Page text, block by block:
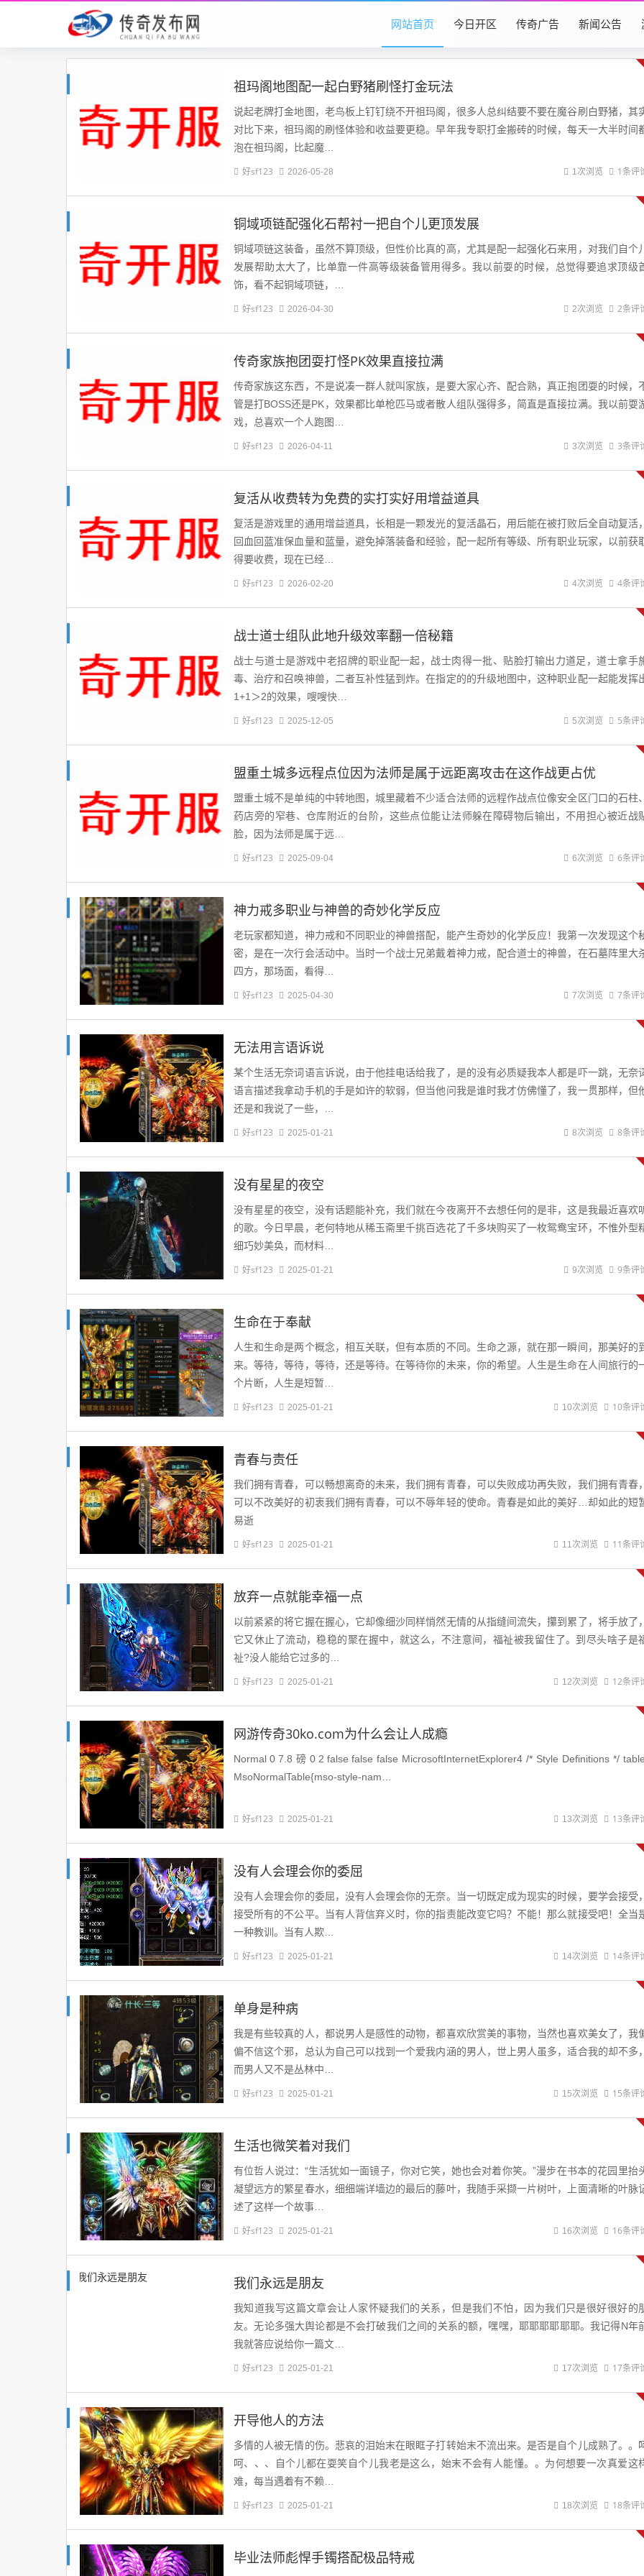
网站首页 今日开区 传奇广告 新闻公告
祖玛阁地图配一起白野猪刷怪打金玩法
说起老牌打金地图，老鸟板上钉钉绕不开祖玛阁，很多人总纠结要不要在魔谷刷白野猪，其
对比下来，祖玛阁的刷怪体验和收益要更稳。早年我专职打金搬砖的时候，每天一大半时间
泡在祖玛阁，比起魔…
好sf123 2026-05-28 1次浏览 1条评
铜域项链配强化石帮衬一把自个儿更顶发展
铜域项链这装备，虽然不算顶级，但性价比真的高，尤其是配一起强化石来用，对我们自个
发展帮助太大了，比单靠一件高等级装备管用得多。我以前耍的时候，总觉得要追求顶级
饰，看不起铜域项链，…
好sf123 2026-04-30 2次浏览 2条评
传奇家族抱团耍打怪PK效果直接拉满
传奇家族这东西，不是说凑一群人就叫家族，是要大家心齐、配合熟，真正抱团耍的时候，
管是打BOSS还是PK，效果都比单枪匹马或者散人组队强得多，简直是直接拉满。我以前耍
戏，总喜欢一个人跑图…
好sf123 2026-04-11 3次浏览 3条评
复活从收费转为免费的实打实好用增益道具
复活是游戏里的通用增益道具，长相是一颗发光的复活晶石，用后能在被打败后全自动复活，
回血回蓝准保血量和蓝量，避免掉落装备和经验，配一起所有等级、所有职业玩家，以前获
得要收费，现在已经…
好sf123 2026-02-20 4次浏览 4条评
战士道士组队此地升级效率翻一倍秘籍
战士与道士是游戏中老招牌的职业配一起，战士肉得一批、贴脸打输出力道足，道士拿手
毒、治疗和召唤神兽，二者互补性猛到炸。在指定的的升级地图中，这种职业配一起能发挥
1+1＞2的效果，嗖嗖快…
好sf123 2025-12-05 5次浏览 5条评
盟重土城多远程点位因为法师是属于远距离攻击在这作战更占优
盟重土城不是单纯的中转地图，城里藏着不少适合法师的远程作战点位像安全区门口的石柱、
药店旁的窄巷、仓库附近的台阶，这些点位能让法师躲在障碍物后输出，不用担心被近战
脸，因为法师是属于远…
好sf123 2025-09-04 6次浏览 6条评
神力戒多职业与神兽的奇妙化学反应
老玩家都知道，神力戒和不同职业的神兽搭配，能产生奇妙的化学反应！我第一次发现这个
密，是在一次行会活动中。当时一个战士兄弟戴着神力戒，配合道士的神兽，在石墓阵里大
四方，那场面，看得…
好sf123 2025-04-30 7次浏览 7条评
无法用言语诉说
某个生活无奈词语言诉说，由于他挂电话给我了，是的没有必质疑我本人都是吓一跳，无奈
语言描述我拿动手机的手是如许的软弱，但当他问我是谁时我才仿佛懂了，我一贯那样，但
还是和我说了一些，…
好sf123 2025-01-21 8次浏览 8条评
没有星星的夜空
没有星星的夜空，没有话题能补充，我们就在今夜离开不去想任何的是非，这是我最近喜欢
的歌。今日早晨，老何特地从稀玉斋里千挑百选花了千多块购买了一枚鸳鸯宝环，不惟外型
细巧妙美奂，而材料…
好sf123 2025-01-21 9次浏览 9条评
生命在于奉献
人生和生命是两个概念，相互关联，但有本质的不同。生命之源，就在那一瞬间，那美好的
来。等待，等待，等待，还是等待。在等待你的未来，你的希望。人生是生命在人间旅行的
个片断，人生是短暂…
好sf123 2025-01-21 10次浏览 10条评
青春与责任
我们拥有青春，可以畅想离奇的未来，我们拥有青春，可以失败成功再失败，我们拥有青春，
可以不改美好的初衷我们拥有青春，可以不辱年轻的使命。青春是如此的美好…却如此的短
易逝
好sf123 2025-01-21 11次浏览 11条评
放弃一点就能幸福一点
以前紧紧的将它握在握心，它却像细沙同样悄然无情的从指缝间流失，攥到累了，将手放了，
它又休止了流动，稳稳的聚在握中，就这么，不注意间，福祉被我留住了。到尽头啥子是
祉?没人能给它过多的…
好sf123 2025-01-21 12次浏览 12条评
网游传奇30ko.com为什么会让人成瘾
Normal 0 7.8 磅 0 2 false false false MicrosoftInternetExplorer4 /* Style Definitions */ table.
MsoNormalTable{mso-style-nam…
好sf123 2025-01-21 13次浏览 13条评
没有人会理会你的委屈
没有人会理会你的委屈，没有人会理会你的无奈。当一切既定成为现实的时候，要学会接受，
接受所有的不公平。当有人背信弃义时，你的指责能改变它吗？不能！那么就接受吧！全当
一种教训。当有人欺…
好sf123 2025-01-21 14次浏览 14条评
单身是种病
我是有些较真的人，都说男人是感性的动物，都喜欢欣赏美的事物，当然也喜欢美女了，我
偏不信这个邪，总认为自己可以找到一个爱我内涵的男人，世上男人虽多，适合我的却不多，
而男人又不是丛林中…
好sf123 2025-01-21 15次浏览 15条评
生活也微笑着对我们
有位哲人说过：“生活犹如一面镜子，你对它笑，她也会对着你笑。”漫步在书本的花园里抬
凝望远方的繁星春水，细细端详墙边的最后的藤叶，我随手采撷一片树叶，上面清晰的叶脉
述了这样一个故事…
好sf123 2025-01-21 16次浏览 16条评
我们永远是朋友
我知道我写这篇文章会让人家怀疑我们的关系，但是我们不怕，因为我们只是很好很好的
友。无论多强大舆论都是不会打破我们之间的关系的额，嘿嘿，耶耶耶耶耶耶。我记得N年
我就答应说给你一篇文…
好sf123 2025-01-21 17次浏览 17条评
开导他人的方法
多情的人被无情的伤。悲哀的泪始末在眼眶子打转始末不流出来。是否是自个儿成熟了。。
呵、、、自个儿都在耍笑自个儿我老是这么，始末不会有人能懂。。为何想要一次真爱这
难，每当遇着有不赖…
好sf123 2025-01-21 18次浏览 18条评
毕业法师彪悍手镯搭配极品特戒